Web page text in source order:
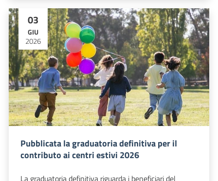
03
GIU
2026
Pubblicata la graduatoria definitiva per il
contributo ai centri estivi 2026
La graduatoria definitiva riguarda i beneficiari del